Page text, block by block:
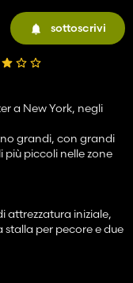
sottoscrivi
a New York, negli
grandi, con grandi
piccoli nelle zone
attrezzatura iniziale,
per pecore e due